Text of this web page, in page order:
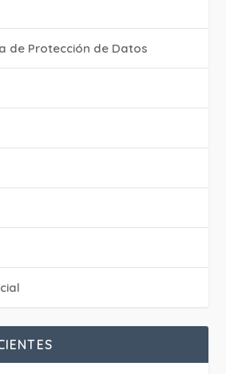
de Protección de Datos